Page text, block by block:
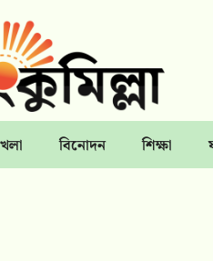
বিনোদন শিক্ষা